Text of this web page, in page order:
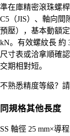
準在庫精密滾珠螺
C5（JIS）、軸向間
預壓），基本動額
kN。有效螺紋長 約
尺寸表或洽拿順確
交期相對短。
不熟悉精度等級？
同規格其他長度
SS 軸徑 25 mm×導